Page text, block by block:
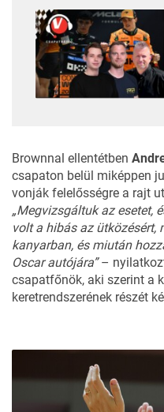
Brownnal ellentétben
csapaton belül miképpen
vonják felelősségre a rajt
„Megvizsgáltuk az esetet,
volt a hibás az ütközésért,
kanyarban, és miután
Oscar autójára”–
csapatfőnök, aki szerint a
keretrendszerének részét